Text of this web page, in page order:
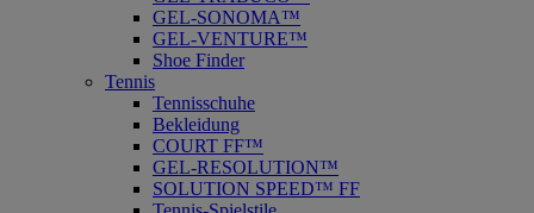
GEL-SONOMA™
GEL-VENTURE™
Shoe Finder
Tennis
Tennisschuhe
Bekleidung
COURT FF™
GEL-RESOLUTION™
SOLUTION SPEED™ FF